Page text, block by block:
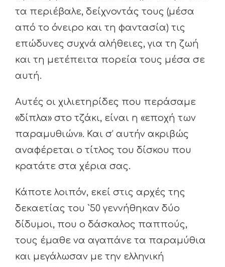
τα περιέβαλε, δείχνοντάς τους (μέσα
από το όνειρο και τη φαντασία) τις
επώδυνες συχνά αλήθειες, για τη ζωή
και τη μετέπειτα πορεία τους μέσα σε
αυτή.
Αυτές οι χιλιετηρίδες που περάσαμε
«δίπλα» στο τζάκι, είναι η «εποχή των
παραμυθιών». Και σ’ αυτήν ακριβώς
αναφέρεται ο τίτλος του δίσκου που
κρατάτε στα χέρια σας.
Κάποτε λοιπόν, εκεί στις αρχές της
δεκαετίας του `50 γεννήθηκαν δύο
δίδυμοι, που ο δάσκαλος παππούς,
τους έμαθε να αγαπάνε τα παραμύθια
και μεγάλωσαν με την ελληνική